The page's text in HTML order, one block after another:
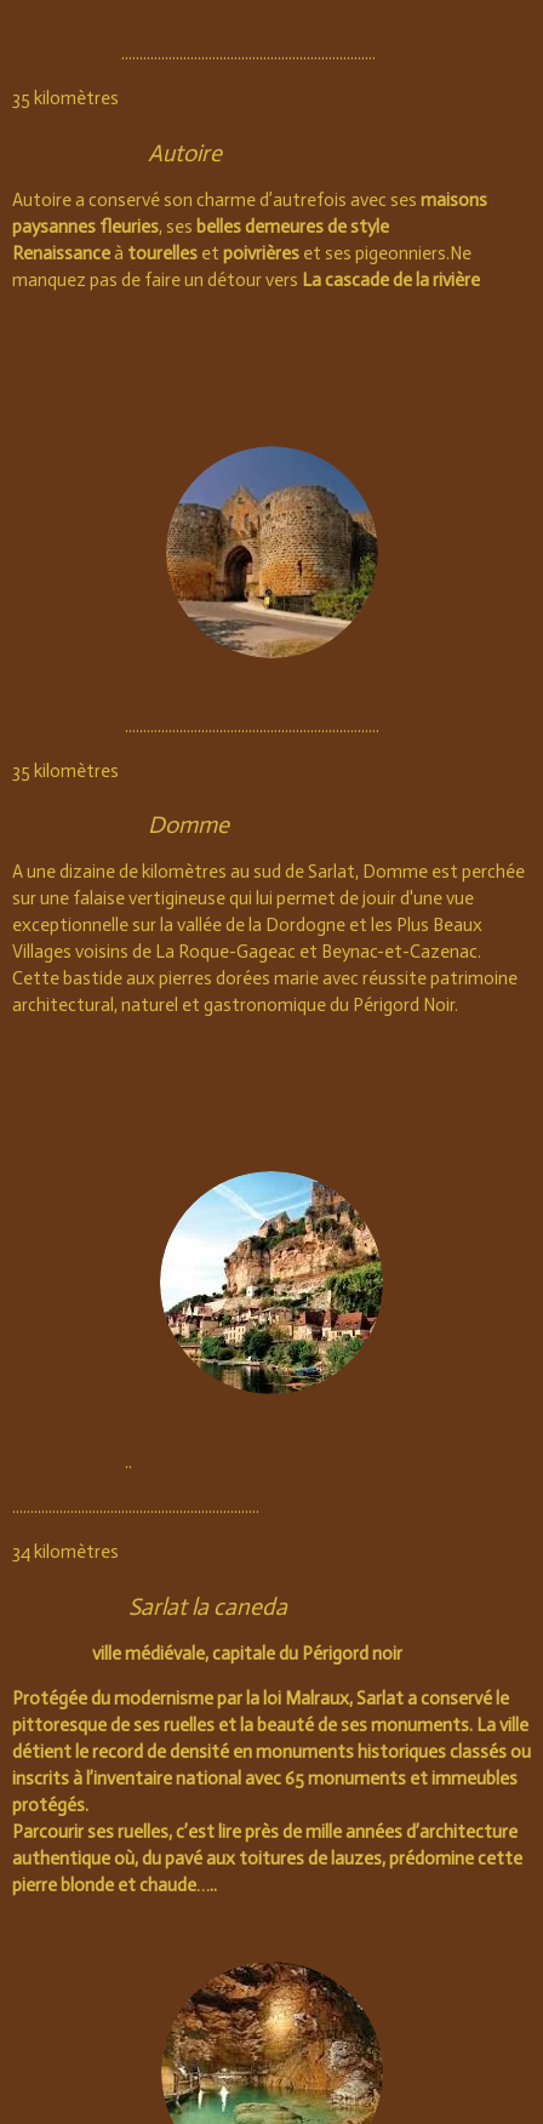
......................................................................
35 kilomètres
Autoire
Autoire a conservé son charme d’autrefois avec ses maisons
paysannes fleuries, ses belles demeures de style
Renaissanceà tourelles et poivrières et ses pigeonniers.Ne
manquez pas de faire un détour vers La cascade de la rivière
......................................................................
35 kilomètres
Domme
A une dizaine de kilomètres au sud de Sarlat, Domme est perchée
sur une falaise vertigineuse qui lui permet de jouir d'une vue
exceptionnelle sur la vallée de la Dordogne et les Plus Beaux
Villages voisins de La Roque-Gageac et Beynac-et-Cazenac.
Cette bastide aux pierres dorées marie avec réussite patrimoine
architectural, naturel et gastronomique du Périgord Noir.
..
....................................................................
34 kilomètres
Sarlat la caneda
ville médiévale, capitale du Périgord noir
Protégée du modernisme par la loi Malraux, Sarlat a conservé le
pittoresque de ses ruelles et la beauté de ses monuments. La ville
détient le record de densité en monuments historiques classés ou
inscrits à l’inventaire national avec 65 monuments et immeubles
protégés.
Parcourir ses ruelles, c’est lire près de mille années d’architecture
authentique où, du pavé aux toitures de lauzes, prédomine cette
pierre blonde et chaude…..